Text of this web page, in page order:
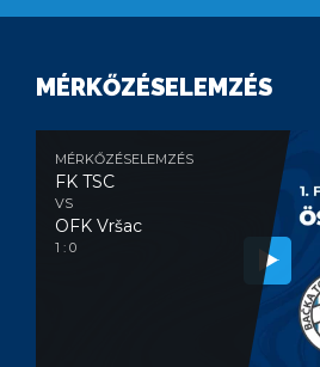
MÉRKŐZÉSELEMZÉS
MÉRKŐZÉSELEMZÉS
FK TSC
VS
OFK Vršac
1 : 0